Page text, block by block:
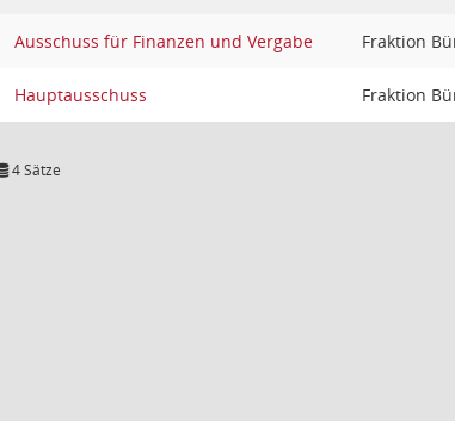
Ausschuss für Finanzen und Vergabe Fraktion
Hauptausschuss Fraktion
4 Sätze